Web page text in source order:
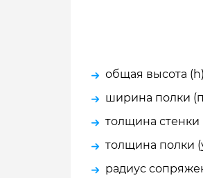
общая высота
ширина полки
толщина стенки
толщина полки
радиус